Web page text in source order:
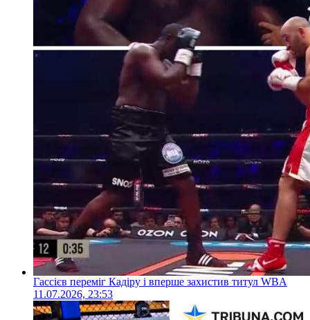
Гассієв переміг Кадіру і вперше захистив титул WBA
11.07.2026, 23:53